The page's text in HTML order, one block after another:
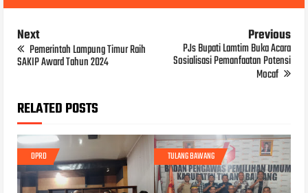
Next
Pemerintah Lampung Timur Raih
SAKIP Award Tahun 2024
Previous
PJs Bupati Lamtim Buka Acara
Sosialisasi Pemanfaatan Potensi
Mocaf
RELATED POSTS
DPRD TULANG BAWANG